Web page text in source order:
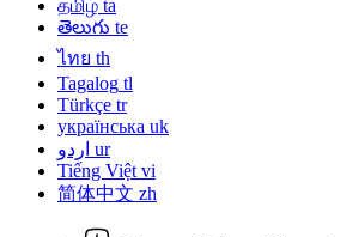
தமிழ் ta
తెలుగు te
ไทย th
Tagalog tl
Türkçe tr
українська uk
اردو ur
Tiếng Việt vi
简体中文 zh